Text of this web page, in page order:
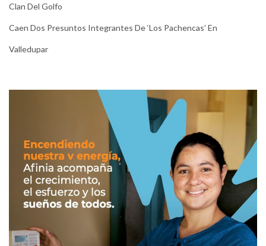
Clan Del Golfo
Caen Dos Presuntos Integrantes De ‘Los Pachencas’ En
Valledupar